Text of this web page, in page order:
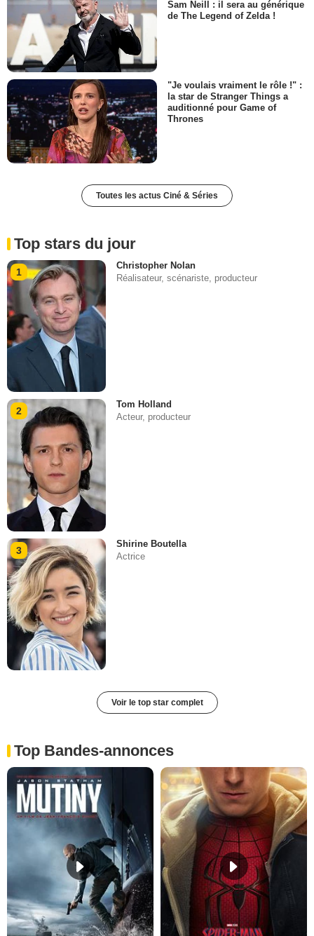
Sam Neill : il sera au générique
de The Legend of Zelda !
"Je voulais vraiment le rôle !" :
la star de Stranger Things a
auditionné pour Game of
Thrones
Toutes les actus Ciné & Séries
Top stars du jour
1
Christopher Nolan
Réalisateur, scénariste, producteur
2
Tom Holland
Acteur, producteur
3
Shirine Boutella
Actrice
Voir le top star complet
Top Bandes-annonces